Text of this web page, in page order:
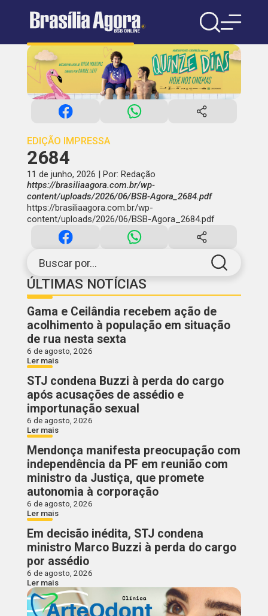
Buscar por...
ÚLTIMAS NOTÍCIAS
Gama e Ceilândia recebem ação de
acolhimento à população em situação
de rua nesta sexta
6 de agosto, 2026
Ler mais
STJ condena Buzzi à perda do cargo
após acusações de assédio e
importunação sexual
6 de agosto, 2026
Ler mais
Mendonça manifesta preocupação com
independência da PF em reunião com
ministro da Justiça, que promete
autonomia à corporação
6 de agosto, 2026
Ler mais
Em decisão inédita, STJ condena
ministro Marco Buzzi à perda do cargo
por assédio
6 de agosto, 2026
Ler mais
EDIÇÃO IMPRESSA
2684
11 de junho, 2026 | Por: Redação
https://brasiliaagora.com.br/wp-
content/uploads/2026/06/BSB-Agora_2684.pdf
https://brasiliaagora.com.br/wp-
content/uploads/2026/06/BSB-Agora_2684.pdf